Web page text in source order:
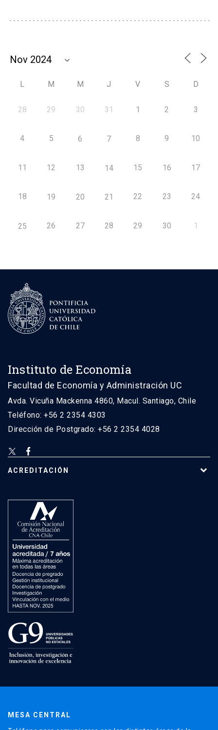
L M M J V S D
28 29 30 31 1 2 3
4 5 6 7 8 9 10
11 12 13 14 15 16 17
18 19 20 21 22 23 24
25 26 27 28 29 30 1
Instituto de Economía
Facultad de Economía y Administración UC
Avda. Vicuña Mackenna 4860, Macul. Santiago, Chile
Teléfono: +56 2 2354 4303
Dirección de Postgrado: +56 2 2354 4028
ACREDITACIÓN
MESA CENTRAL